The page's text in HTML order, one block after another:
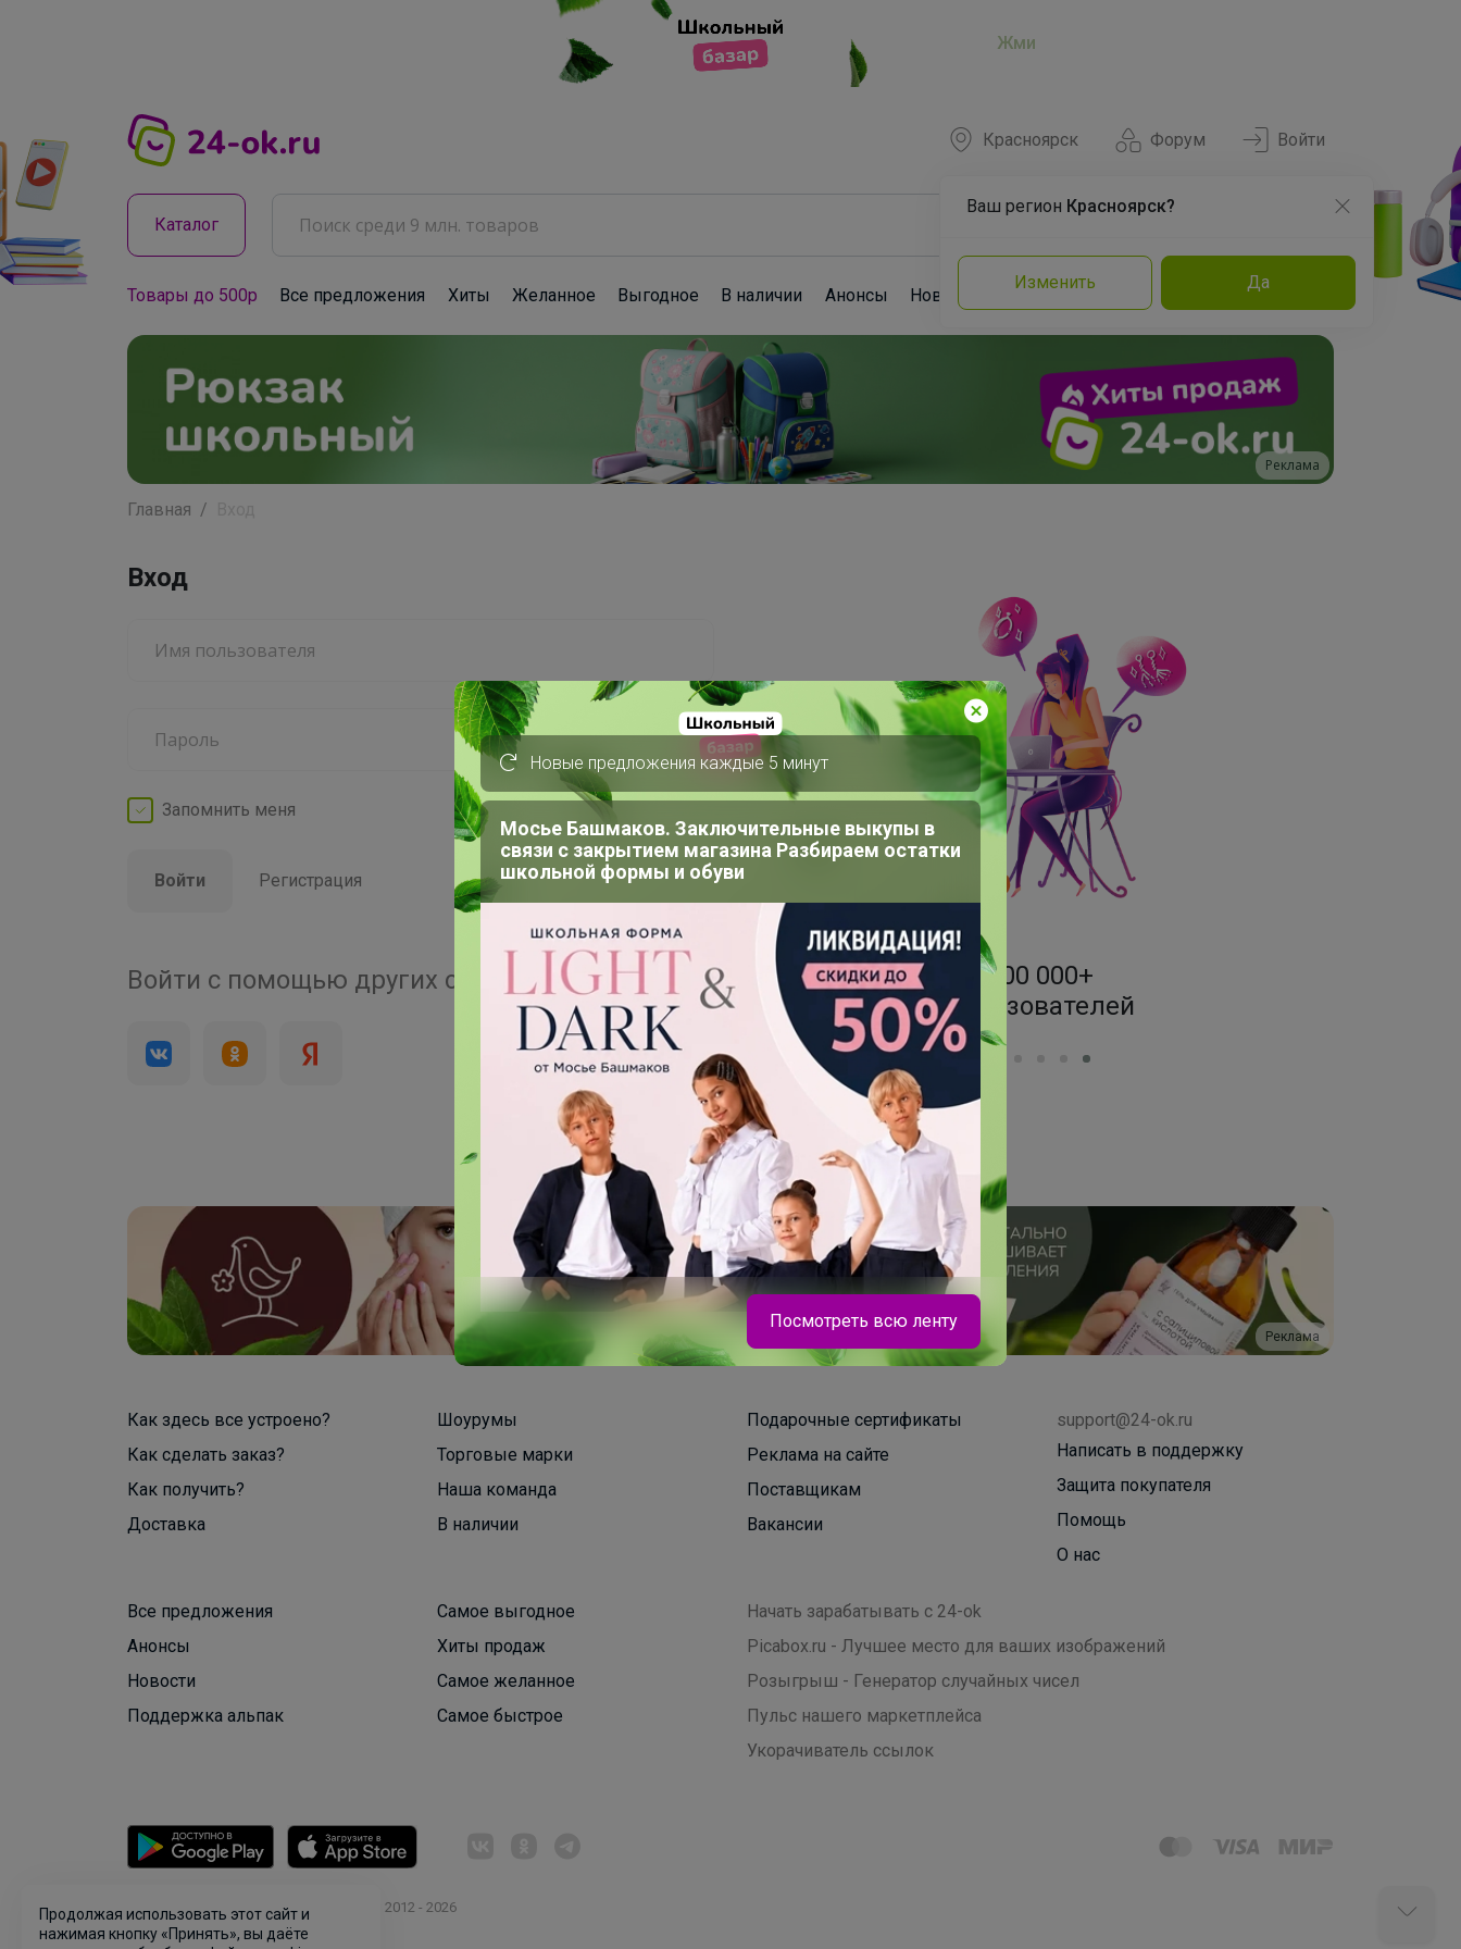
Жми
Форум
Красноярск
Ваш регион Красноярск?
Изменить Да
Войти
Каталог
Товары до 500р Все предложения Хиты Желанное Выгодное В наличии Анонсы Новости Команда Эксперты
Реклама
Главная
Вход
Запомнить меня Забыли пароль?
Войти Регистрация
Войти с помощью других сервисов
4 000+
200+
организаторов
200 000+
пользователей
Реклама
Как здесь все устроено?
Как сделать заказ?
Как получить?
Доставка
Шоурумы
Торговые марки
Наша команда
В наличии
Подарочные сертификаты
Реклама на сайте
Поставщикам
Вакансии
support@24-ok.ru
Написать в поддержку
Защита покупателя
Помощь
О нас
Все предложения
Анонсы
Новости
Поддержка альпак
Самое выгодное
Хиты продаж
Самое желанное
Самое быстрое
Начать зарабатывать с 24-ok
Picabox.ru - Лучшее место для ваших изображений
Розыгрыш - Генератор случайных чисел
Пульс нашего маркетплейса
Укорачиватель ссылок
© ООО "Лявита", ОГРН 1122468054070, 2012 - 2026
Политика конфиденциальности
Новые предложения каждые 5 минут
Мосье Башмаков. Заключительные выкупы в
связи с закрытием магазина Разбираем остатки
школьной формы и обуви
СЛАДКАЯ
Школьная форма Deloras на 5+ Великолепное
Посмотреть всю ленту
Продолжая использовать этот сайт и
нажимая кнопку «Принять», вы даёте